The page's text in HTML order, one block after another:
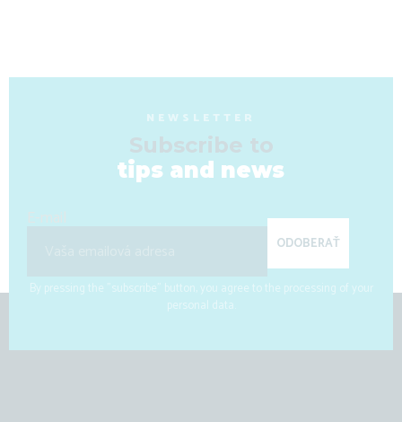
NEWSLETTER
tips and news
ODOBERAŤ
By pressing the "subscribe" button, you agree to the processing of your
personal data.